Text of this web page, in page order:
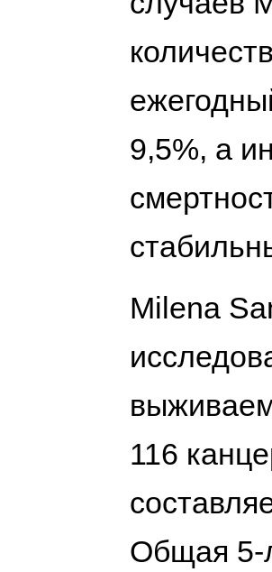
9,5%, а
Milena
116
Общая 5-